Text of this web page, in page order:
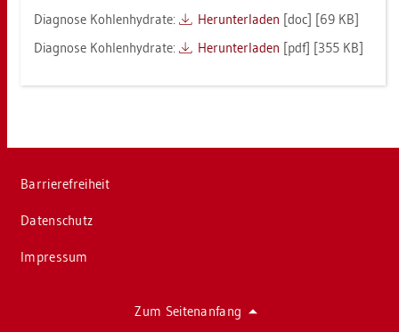
Dia­gno­se Koh­len­hy­dra­te:
Her­un­ter­la­den [doc] [69 KB]
Dia­gno­se Koh­len­hy­dra­te:
Her­un­ter­la­den [pdf] [355 KB]
Bar­rie­re­frei­heit
Da­ten­schutz
Im­pres­sum
Zum Sei­ten­an­fang